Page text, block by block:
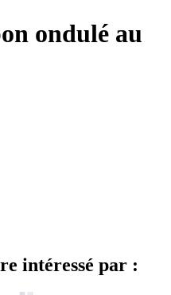
ondulé au
intéressé par :